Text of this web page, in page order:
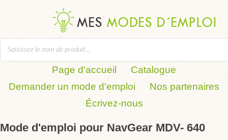
Page d'accueil
Catalogue
Demander un mode d'emploi
Nos partenaires
Écrivez-nous
Mode d'emploi pour NavGear MDV- 640